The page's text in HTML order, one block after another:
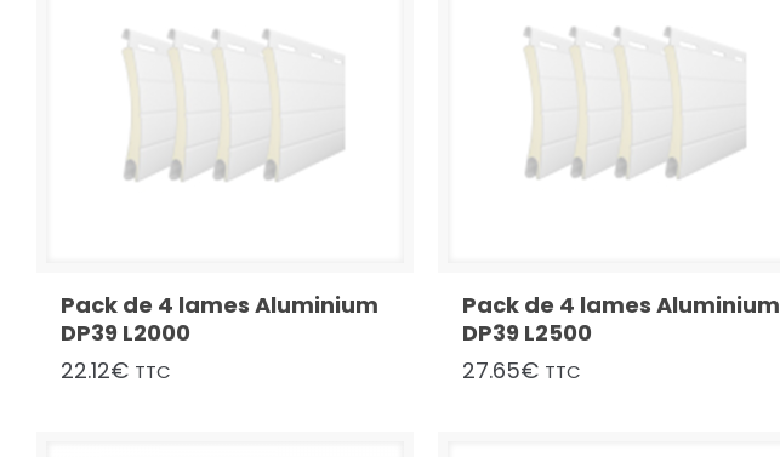
Pack de 4 lames Aluminium
DP39 L2000
22.12€ TTC
Pack de 4 lames Aluminium
DP39 L2500
27.65€ TTC